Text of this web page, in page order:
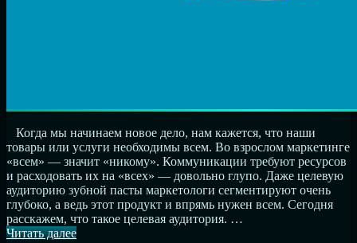
⁣⁣⠀Когда мы начинаем новое дело, нам кажется, что наши
товары или услуги необходимы всем. Во взрослом маркетинге
«всем» — значит «никому». Коммуникации требуют ресурсов
и расходовать их на «всех» — довольно глупо. Даже целевую
аудиторию зубной пасты маркетологи сегментируют очень
глубоко, а ведь этот продукт и впрямь нужен всем. Сегодня
расскажем, что такое целевая аудитория. …
Читать далееЧто